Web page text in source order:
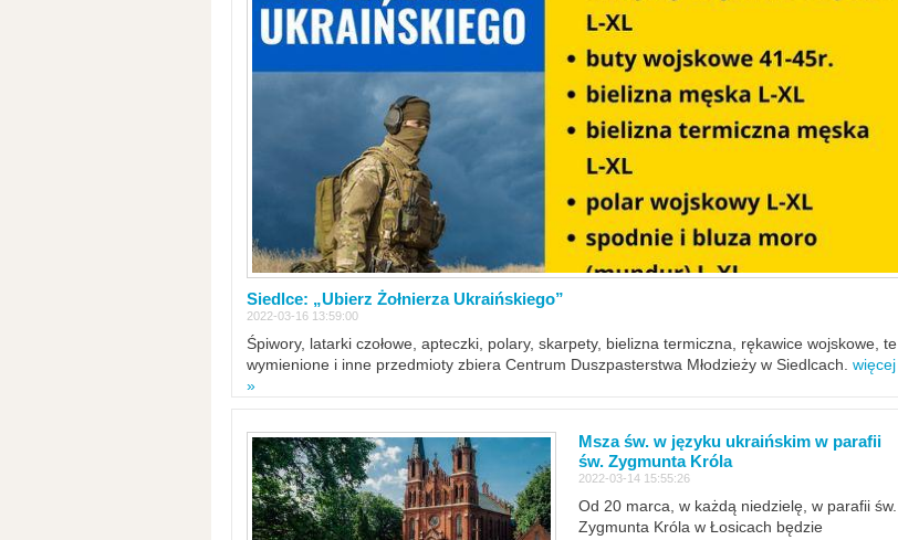
Siedlce: „Ubierz Żołnierza Ukraińskiego”
2022-03-16 13:59:00
Śpiwory, latarki czołowe, apteczki, polary, skarpety, bielizna termiczna, rękawice wojskowe, te
wymienione i inne przedmioty zbiera Centrum Duszpasterstwa Młodzieży w Siedlcach. więcej
»
Msza św. w języku ukraińskim w parafii
św. Zygmunta Króla
2022-03-14 15:55:26
Od 20 marca, w każdą niedzielę, w parafii św.
Zygmunta Króla w Łosicach będzie